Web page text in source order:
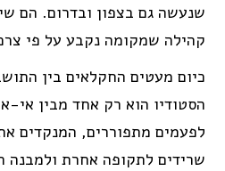
שנעשה גם בצפון ובדרום. הם
קהילה שמקומה נקבע על פי
כיום מעטים החקלאים בין
הסטודיו הוא רק אחד מבין אי-
לפעמים מתפוררים, המנקדים
שרידים לתקופה אחרת ולמבנה